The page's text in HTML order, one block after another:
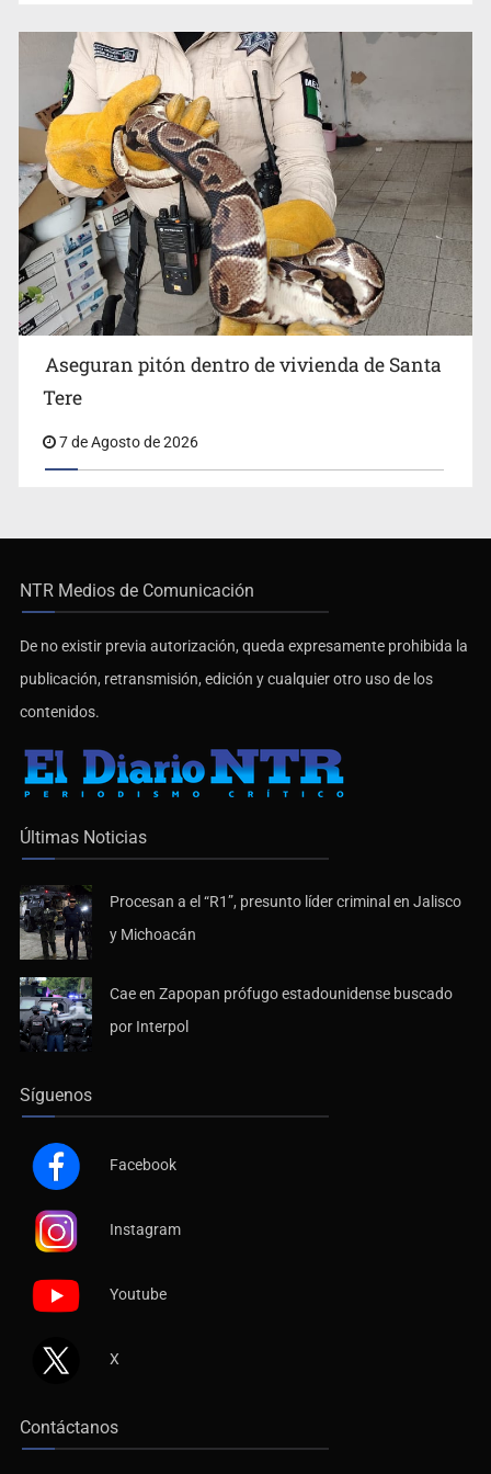
Aseguran pitón dentro de vivienda de Santa
Tere
7 de Agosto de 2026
NTR Medios de Comunicación
De no existir previa autorización, queda expresamente prohibida la
publicación, retransmisión, edición y cualquier otro uso de los
contenidos.
Últimas Noticias
Procesan a el “R1”, presunto líder criminal en Jalisco
y Michoacán
Cae en Zapopan prófugo estadounidense buscado
por Interpol
Síguenos
Facebook
Instagram
Youtube
X
Contáctanos